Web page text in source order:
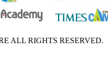
ALL RIGHTS RESERVED.